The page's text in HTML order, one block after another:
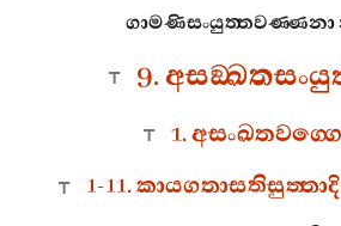
ගාමණිසංයුත‍්තවණ‍්ණනා
9.
1.
1-11.